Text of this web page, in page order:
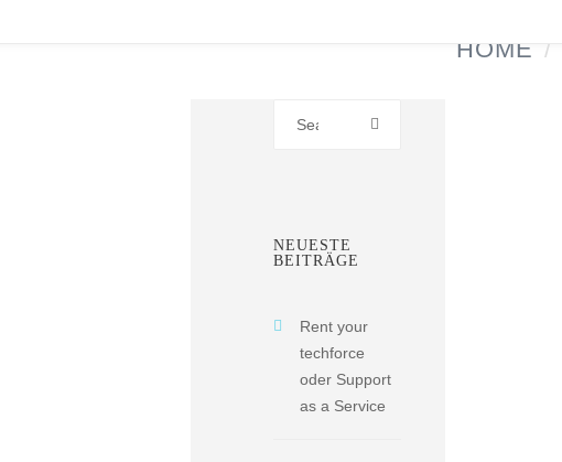
HOME /
NEUESTE
BEITRÄGE
Rent your
techforce
oder Support
as a Service